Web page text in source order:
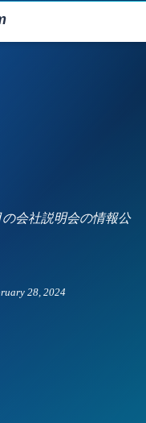
会社説明会の情報公
28, 2024